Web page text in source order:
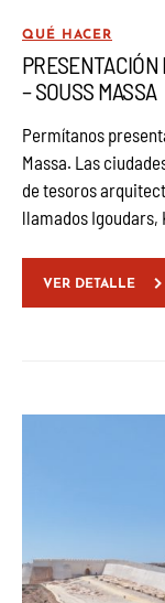
QUÉ HACER
PRESENTACIÓN
– SOUSS MASSA
Permítanos
Massa. Las
de tesoros
llamados Igoudars,
VER DETALLE